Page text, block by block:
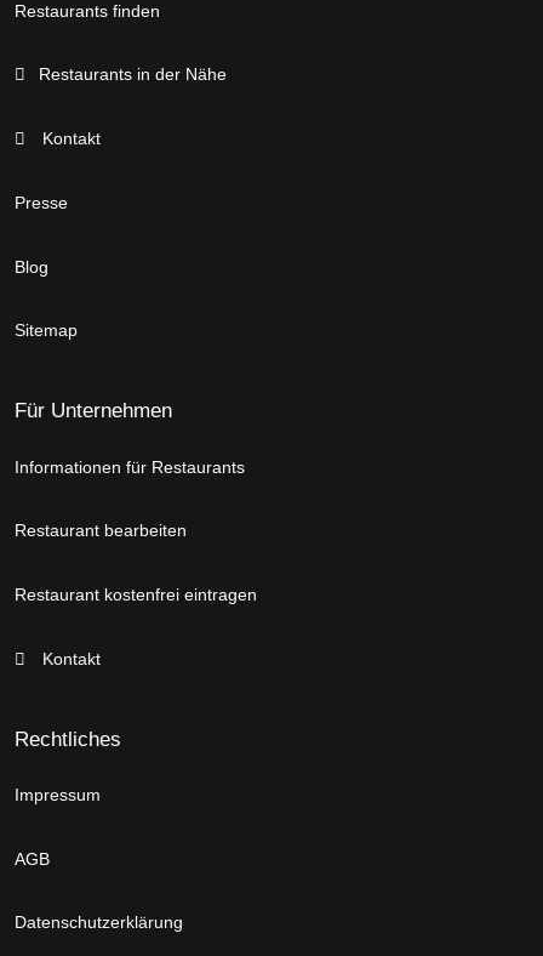
Restaurants finden
Restaurants in der Nähe
Kontakt
Presse
Blog
Sitemap
Für Unternehmen
Informationen für Restaurants
Restaurant bearbeiten
Restaurant kostenfrei eintragen
Kontakt
Rechtliches
Impressum
AGB
Datenschutzerklärung